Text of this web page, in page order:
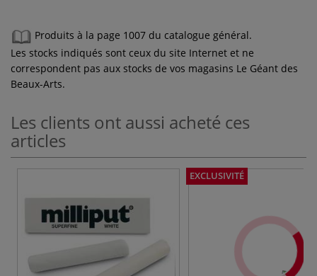
Produits à la page 1007 du catalogue général.
Les stocks indiqués sont ceux du site Internet et ne
correspondent pas aux stocks de vos magasins Le Géant des
Beaux-Arts.
Les clients ont aussi acheté ces
articles
EXCLUSIVITÉ